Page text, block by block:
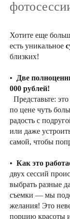
Хотите еще
есть уникальное
близких!
•
Две
000 рублей!
Представьте:
по цене чуть
радость с
или даже
самой, чтобы
• Как это
двух сессий
выбрать разные
съемки — мы
желания! Это
порцию красоты